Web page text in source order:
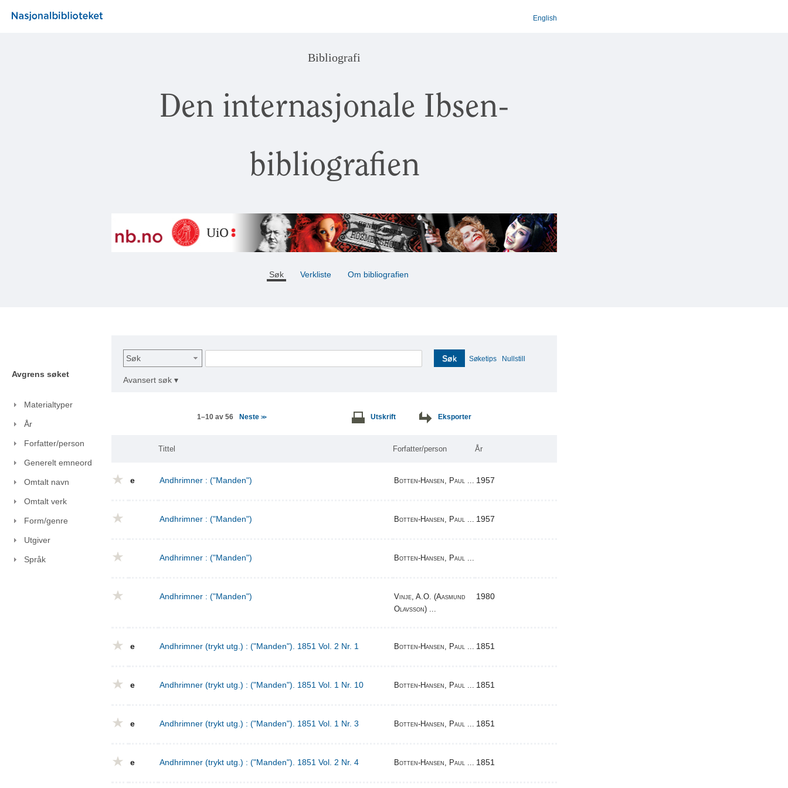
English
Bibliografi
Den internasjonale Ibsen-
bibliografien
Søk Verkliste Om bibliografien
Avgrens søket
Materialtyper
År
Forfatter/person
Generelt emneord
Omtalt navn
Omtalt verk
Form/genre
Utgiver
Språk
Søk Søk Søketips Nullstill
Avansert søk ▾
1–10 av 56 Neste>> Utskrift Eksporter
Tittel Forfatter/person År
e Andhrimner : ("Manden") Botten-Hansen, Paul ... 1957
Andhrimner : ("Manden") Botten-Hansen, Paul ... 1957
Andhrimner : ("Manden") Botten-Hansen, Paul ...
Andhrimner : ("Manden")
Vinje, A.O. (Aasmund
Olavsson) ...
1980
e Andhrimner (trykt utg.) : ("Manden"). 1851 Vol. 2 Nr. 1 Botten-Hansen, Paul ... 1851
e Andhrimner (trykt utg.) : ("Manden"). 1851 Vol. 1 Nr. 10 Botten-Hansen, Paul ... 1851
e Andhrimner (trykt utg.) : ("Manden"). 1851 Vol. 1 Nr. 3 Botten-Hansen, Paul ... 1851
e Andhrimner (trykt utg.) : ("Manden"). 1851 Vol. 2 Nr. 4 Botten-Hansen, Paul ... 1851